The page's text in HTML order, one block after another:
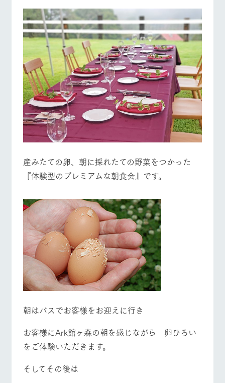
営業時
間・料金
交通アク
セス
よくいた
だく質問
団体のお
ペットを
お連れの
お客様へ
わせ・資
料請求
花のある美しい
自然環境の中、
季節の移り変わ
りを存分に味わ
触れて、感じ
て、学ぶ。館ヶ
森の雄大な自然
なかで動物とふ
れあう
体験
ツリーハウスや
各種体験教室な
ど、楽しみなが
ら学べる様々な
アクティビティ
レストラ
ン
牧場の生産品を
知り尽くした料
理人が腕を振
い、ビュッフェ
スタイルで提供
ショップ
／お買い
物
丹精込めて育て
た生産品をはじ
品を取り揃えた
牧場マッ
プ
牧場マップのダ
ウンロード
周遊バス
牧場内を巡る周
遊バスのご案内
お知らせ
お問い合わせ・資料請求
生産品カタログ・資料DL
English (Google Translate)
ネットショップ
個人情報取扱いについて
イベント/フェア レストラン/BBQ フラワーガーデン
動物とふれあう アクティビティ/体験 ショップ/お買い物
牧場マップを見る 周遊バス
営業時間・料金 交通アクセス
よくあるご質問
団体のお客様へ
ペットをお連れの
お客様へ お問い合わせ
産みたての卵、朝に採れたての野菜をつかった
『体験型のプレミアムな朝食会』です。
朝はバスでお客様をお迎えに行き
お客様にArk館ヶ森の朝を感じながら 卵ひろい
をご体験いただきます。
そしてその後は